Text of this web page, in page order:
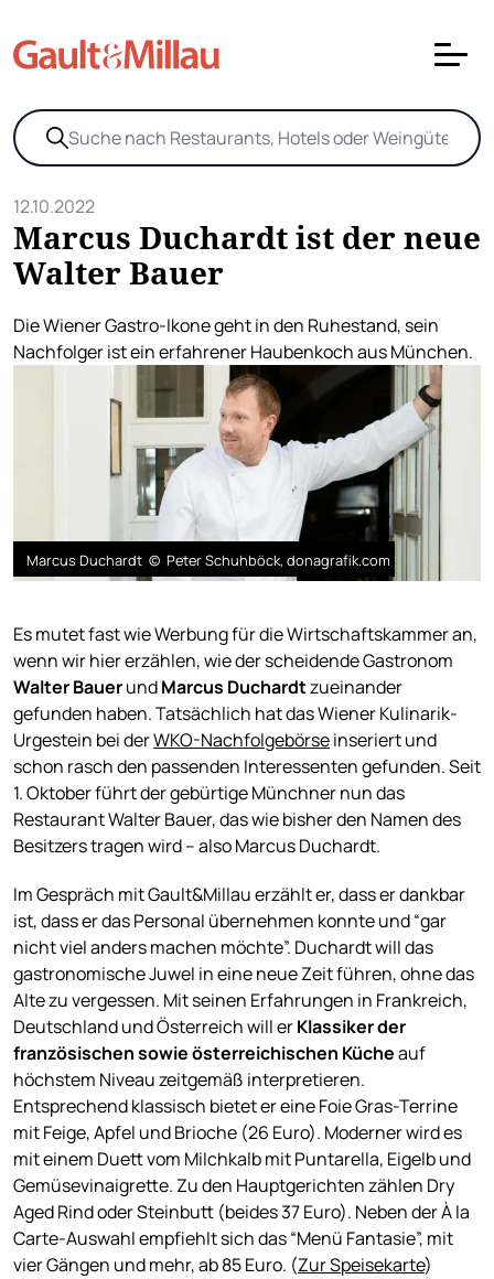
12.10.2022
Marcus Duchardt ist der neue
Walter Bauer
Die Wiener Gastro-Ikone geht in den Ruhestand, sein
Nachfolger ist ein erfahrener Haubenkoch aus München.
Marcus Duchardt © Peter Schuhböck, donagrafik.com
Es mutet fast wie Werbung für die Wirtschaftskammer an,
wenn wir hier erzählen, wie der scheidende Gastronom
Walter BauerundMarcus Duchardtzueinander
gefunden haben. Tatsächlich hat das Wiener Kulinarik-
Urgestein bei derWKO-Nachfolgebörseinseriert und
schon rasch den passenden Interessenten gefunden. Seit
1. Oktober führt der gebürtige Münchner nun das
Restaurant Walter Bauer, das wie bisher den Namen des
Besitzers tragen wird – also Marcus Duchardt.
Im Gespräch mit Gault&Millau erzählt er, dass er dankbar
ist, dass er das Personal übernehmen konnte und “gar
nicht viel anders machen möchte”. Duchardt will das
gastronomische Juwel in eine neue Zeit führen, ohne das
Alte zu vergessen. Mit seinen Erfahrungen in Frankreich,
Deutschland und Österreich will erKlassiker der
französischen sowie österreichischen Kücheauf
höchstem Niveau zeitgemäß interpretieren.
Entsprechend klassisch bietet er eine Foie Gras-Terrine
mit Feige, Apfel und Brioche (26 Euro). Moderner wird es
mit einem Duett vom Milchkalb mit Puntarella, Eigelb und
Gemüsevinaigrette. Zu den Hauptgerichten zählen Dry
Aged Rind oder Steinbutt (beides 37 Euro). Neben der À la
Carte-Auswahl empfiehlt sich das “Menü Fantasie”, mit
vier Gängen und mehr, ab 85 Euro. (Zur Speisekarte)